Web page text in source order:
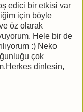
edici bir etkisi var
için böyle
öz olarak
Hele bir de
:) Neko
çok
dinlesin,